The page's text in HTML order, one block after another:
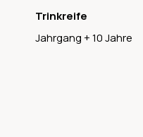
Trinkreife
Jahrgang + 10 Jahre